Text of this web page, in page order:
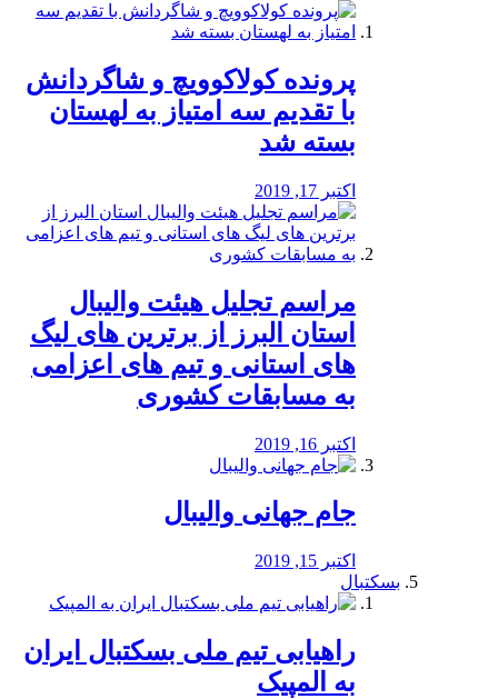
پرونده کولاکوویچ و شاگردانش
با تقدیم سه امتیاز به لهستان
بسته شد
اکتبر 17, 2019
مراسم تجلیل هیئت والیبال
استان البرز از برترین های لیگ
های استانی و تیم های اعزامی
به مسابقات کشوری
اکتبر 16, 2019
جام جهانی والیبال
اکتبر 15, 2019
بسکتبال
راهیابی تیم ملی بسکتبال ایران
به المپیک